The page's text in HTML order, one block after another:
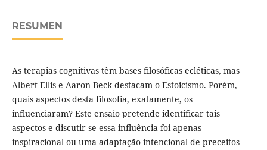
RESUMEN
As terapias cognitivas têm bases filosóficas ecléticas, mas
Albert Ellis e Aaron Beck destacam o Estoicismo. Porém,
quais aspectos desta filosofia, exatamente, os
influenciaram? Este ensaio pretende identificar tais
aspectos e discutir se essa influência foi apenas
inspiracional ou uma adaptação intencional de preceitos